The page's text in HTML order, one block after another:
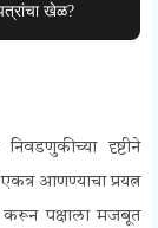
खेळ?
दृष्टीने
आणण्याचा प्रयत्न
पक्षाला मजबूत